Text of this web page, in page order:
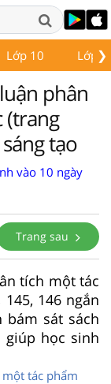
❯
Lớp 10 Lớp
phân
(trang
tạo
vào 10 ngày
Trang sau
tích một tác
146 ngắn
bám sát sách
giúp học sinh
tác phẩm